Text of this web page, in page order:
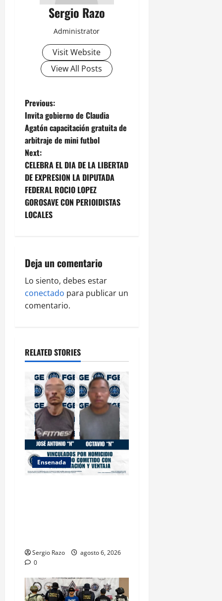
Sergio Razo
Administrator
Visit Website
View All Posts
P
o
s
t
n
a
g
a
t
o
Previous:
Invita gobierno de Claudia
Agatón capacitación gratuita de
arbitraje de mini futbol
Next:
CELEBRA EL DIA DE LA LIBERTAD
DE EXPRESION LA DIPUTADA
FEDERAL ROCIO LOPEZ
GOROSAVE CON PERIOIDISTAS
LOCALES
Deja un comentario
Lo siento, debes estar
conectado para publicar un
comentario.
RELATED STORIES
Ensenada
Sergio Razo
agosto 6, 2026
0